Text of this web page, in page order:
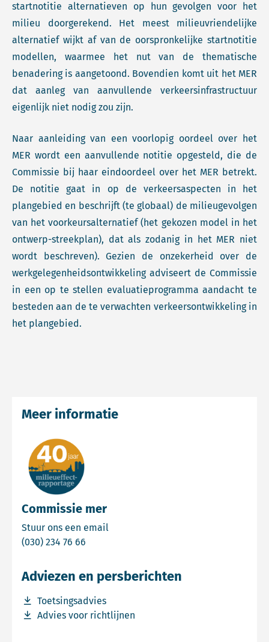
startnotitie alternatieven op hun gevolgen voor het
milieu doorgerekend. Het meest milieuvriendelijke
alternatief wijkt af van de oorspronkelijke startnotitie
modellen, waarmee het nut van de thematische
benadering is aangetoond. Bovendien komt uit het MER
dat aanleg van aanvullende verkeersinfrastructuur
eigenlijk niet nodig zou zijn.
Naar aanleiding van een voorlopig oordeel over het
MER wordt een aanvullende notitie opgesteld, die de
Commissie bij haar eindoordeel over het MER betrekt.
De notitie gaat in op de verkeersaspecten in het
plangebied en beschrijft (te globaal) de milieugevolgen
van het voorkeursalternatief (het gekozen model in het
ontwerp-streekplan), dat als zodanig in het MER niet
wordt beschreven). Gezien de onzekerheid over de
werkgelegenheidsontwikkeling adviseert de Commissie
in een op te stellen evaluatieprogramma aandacht te
besteden aan de te verwachten verkeersontwikkeling in
het plangebied.
Commissie mer
Stuur ons een email
(030) 234 76 66
Meer informatie
Adviezen en persberichten
Toetsingsadvies
Download bestand Toetsingsadvies
Advies voor richtlijnen
Download bestand Advies voor richtlijnen